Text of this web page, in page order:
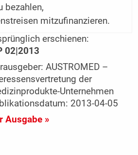
bezahlen,
mitzufinanzieren.
erschienen:
02|2013
AUSTROMED –
der
Unternehmen
2013-04-05
Ausgabe »